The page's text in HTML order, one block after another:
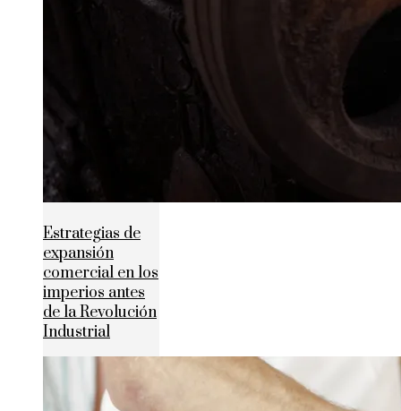
Estrategias de
expansión
comercial en los
imperios antes
de la Revolución
Industrial